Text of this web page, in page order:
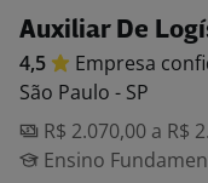
Auxiliar De
4,5 Empresa
São Paulo - SP
R$ 2.070,00 a R$
Ensino